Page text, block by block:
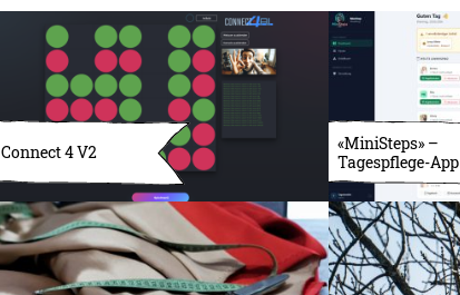
Connect 4 V2
«MiniSteps» –
Tagespflege-App